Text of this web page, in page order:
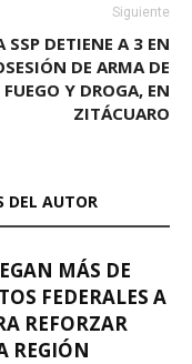
Siguiente
SSP DETIENE A 3 EN
DE ARMA DE
FUEGO Y DROGA, EN
ZITÁCUARO
DEL AUTOR
MÁS DE
FEDERALES A
REFORZAR
REGIÓN